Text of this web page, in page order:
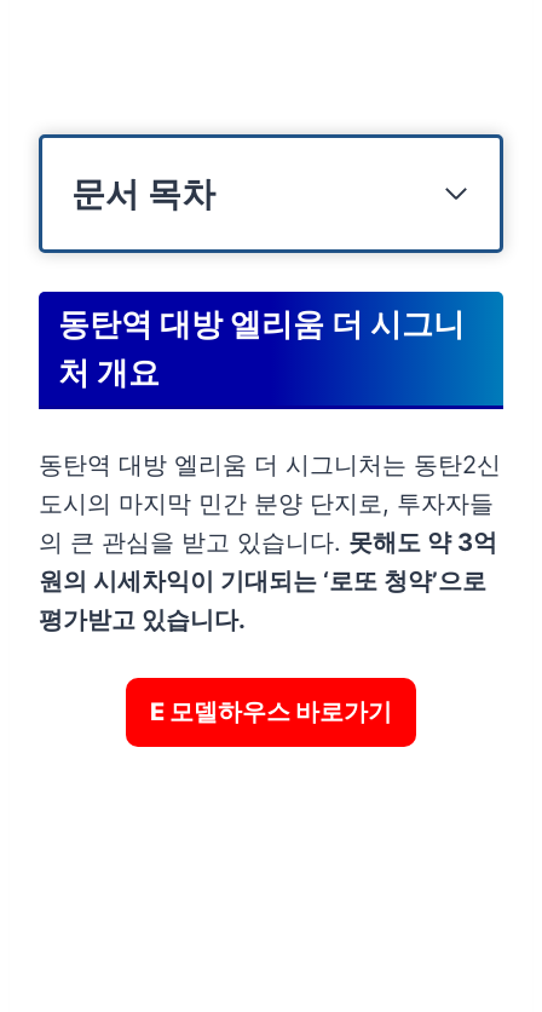
문서 목차
동탄역 대방 엘리움 더 시그니처 개요
분양일정
분양가 및 시세 분석
동탄역 대방 엘리움 더 시그니처 청약
1순위 청약통장 자격요건
거주지 요건
주의사항
입지 분석
교통 환경
생활 인프라
동탄역 대방 엘리움 더 시그니
처 개요
동탄역 대방 엘리움 더 시그니처는 동탄2신
도시의 마지막 민간 분양 단지로, 투자자들
의 큰 관심을 받고 있습니다. 못해도 약 3억
원의 시세차익이 기대되는 ‘로또 청약’으로
평가받고 있습니다.
E 모델하우스 바로가기